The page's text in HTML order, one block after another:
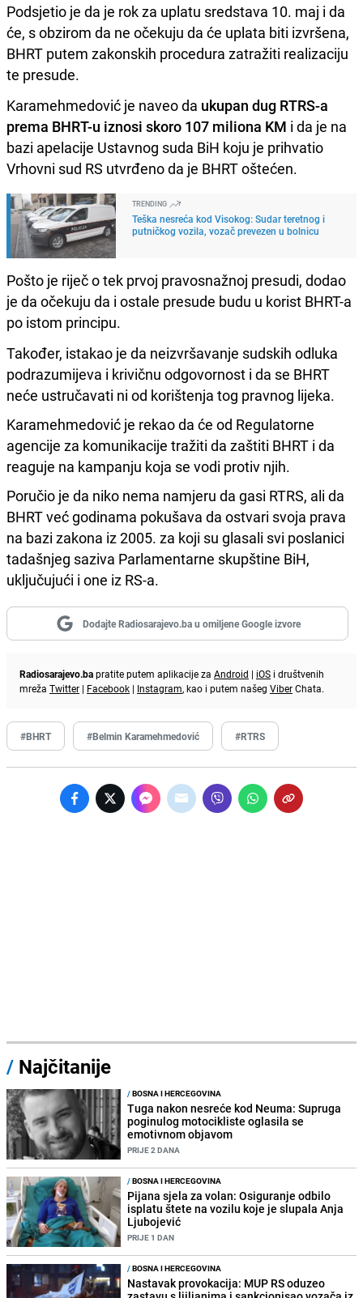
Podsjetio je da je rok za uplatu sredstava 10. maj i da
će, s obzirom da ne očekuju da će uplata biti izvršena,
BHRT putem zakonskih procedura zatražiti realizaciju
te presude.
Karamehmedović je naveo da ukupan dug RTRS-a
prema BHRT-u iznosi skoro 107 miliona KM i da je na
bazi apelacije Ustavnog suda BiH koju je prihvatio
Vrhovni sud RS utvrđeno da je BHRT oštećen.
TRENDING
Teška nesreća kod Visokog: Sudar teretnog i
putničkog vozila, vozač prevezen u bolnicu
Pošto je riječ o tek prvoj pravosnažnoj presudi, dodao
je da očekuju da i ostale presude budu u korist BHRT-a
po istom principu.
Također, istakao je da neizvršavanje sudskih odluka
podrazumijeva i krivičnu odgovornost i da se BHRT
neće ustručavati ni od korištenja tog pravnog lijeka.
Karamehmedović je rekao da će od Regulatorne
agencije za komunikacije tražiti da zaštiti BHRT i da
reaguje na kampanju koja se vodi protiv njih.
Poručio je da niko nema namjeru da gasi RTRS, ali da
BHRT već godinama pokušava da ostvari svoja prava
na bazi zakona iz 2005. za koji su glasali svi poslanici
tadašnjeg saziva Parlamentarne skupštine BiH,
uključujući i one iz RS-a.
Dodajte Radiosarajevo.ba u omiljene Google izvore
Radiosarajevo.bapratite putem aplikacije za Android | iOS i društvenih
mreža Twitter | Facebook | Instagram, kao i putem našeg ViberChata.
#BHRT #Belmin Karamehmedović #RTRS
/ Najčitanije
/BOSNA I HERCEGOVINA
Tuga nakon nesreće kod Neuma: Supruga
poginulog motocikliste oglasila se
emotivnom objavom
PRIJE 2 DANA
/BOSNA I HERCEGOVINA
Pijana sjela za volan: Osiguranje odbilo
isplatu štete na vozilu koje je slupala Anja
Ljubojević
PRIJE 1 DAN
/BOSNA I HERCEGOVINA
Nastavak provokacija: MUP RS oduzeo